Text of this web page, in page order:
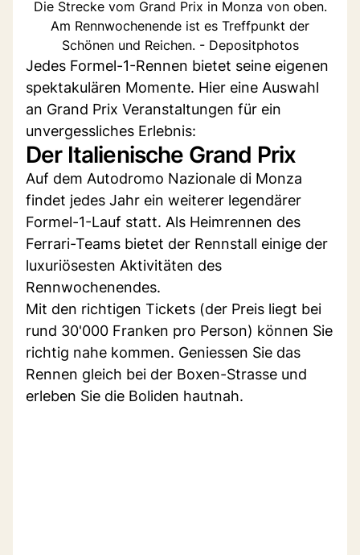
Die Strecke vom Grand Prix in Monza von oben.
Am Rennwochenende ist es Treffpunkt der
Schönen und Reichen. - Depositphotos
Jedes Formel-1-Rennen bietet seine eigenen
spektakulären Momente. Hier eine Auswahl
an Grand Prix Veranstaltungen für ein
unvergessliches Erlebnis:
Der Italienische Grand Prix
Auf dem Autodromo Nazionale di Monza
findet jedes Jahr ein weiterer legendärer
Formel-1-Lauf statt. Als Heimrennen des
Ferrari-Teams bietet der Rennstall einige der
luxuriösesten Aktivitäten des
Rennwochenendes.
Mit den richtigen Tickets (der Preis liegt bei
rund 30'000 Franken pro Person) können Sie
richtig nahe kommen. Geniessen Sie das
Rennen gleich bei der Boxen-Strasse und
erleben Sie die Boliden hautnah.